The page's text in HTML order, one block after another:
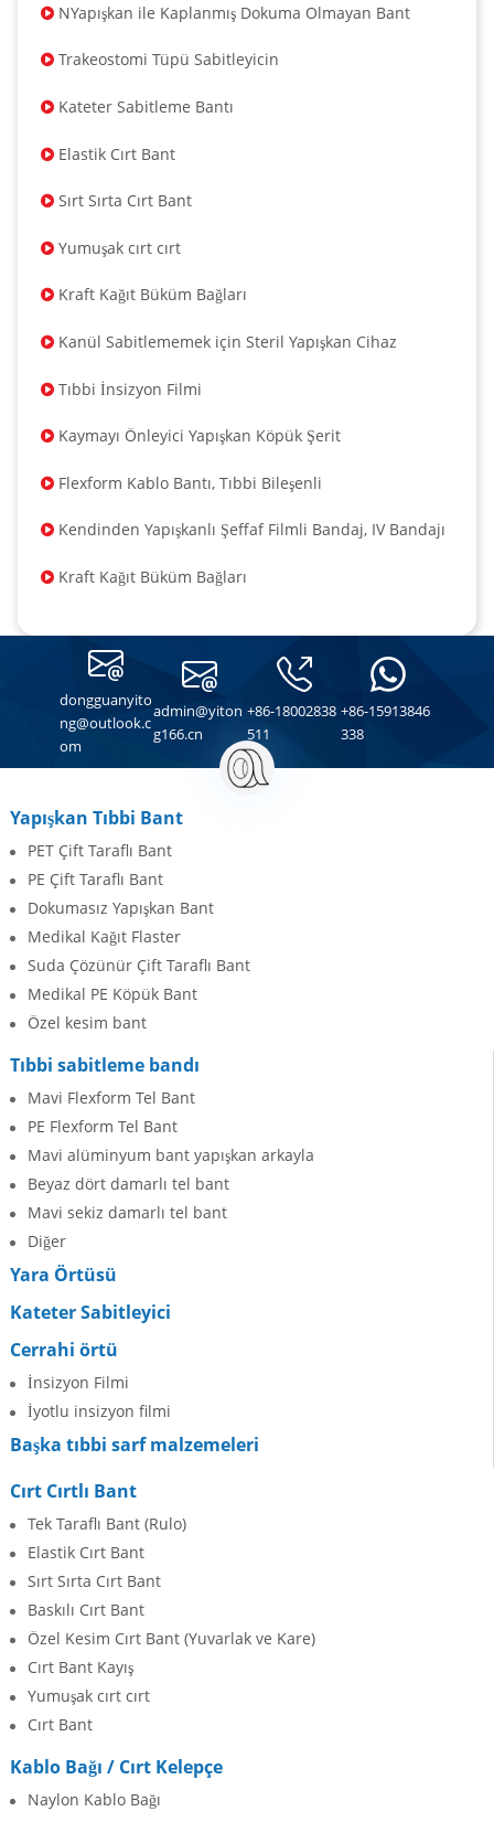
NYapışkan ile Kaplanmış Dokuma Olmayan Bant
Trakeostomi Tüpü Sabitleyicin
Kateter Sabitleme Bantı
Elastik Cırt Bant
Sırt Sırta Cırt Bant
Yumuşak cırt cırt
Kraft Kağıt Büküm Bağları
Kanül Sabitlememek için Steril Yapışkan Cihaz
Tıbbi İnsizyon Filmi
Kaymayı Önleyici Yapışkan Köpük Şerit
Flexform Kablo Bantı, Tıbbi Bileşenli
Kendinden Yapışkanlı Şeffaf Filmli Bandaj, IV Bandajı
Kraft Kağıt Büküm Bağları
dongguanyito
ng@outlook.c
om
admin@yiton
g166.cn
+86-18002838
511
+86-15913846
338
Yapışkan Tıbbi Bant
PET Çift Taraflı Bant
PE Çift Taraflı Bant
Dokumasız Yapışkan Bant
Medikal Kağıt Flaster
Suda Çözünür Çift Taraflı Bant
Medikal PE Köpük Bant
Özel kesim bant
Tıbbi sabitleme bandı
Mavi Flexform Tel Bant
PE Flexform Tel Bant
Mavi alüminyum bant yapışkan arkayla
Beyaz dört damarlı tel bant
Mavi sekiz damarlı tel bant
Diğer
Yara Örtüsü
Kateter Sabitleyici
Cerrahi örtü
İnsizyon Filmi
İyotlu insizyon filmi
Başka tıbbi sarf malzemeleri
Cırt Cırtlı Bant
Tek Taraflı Bant (Rulo)
Elastik Cırt Bant
Sırt Sırta Cırt Bant
Baskılı Cırt Bant
Özel Kesim Cırt Bant (Yuvarlak ve Kare)
Cırt Bant Kayış
Yumuşak cırt cırt
Cırt Bant
Kablo Bağı / Cırt Kelepçe
Naylon Kablo Bağı